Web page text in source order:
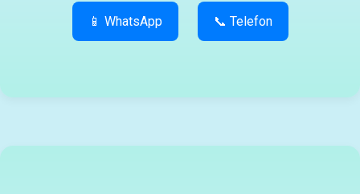
📱 WhatsApp 📞 Telefon